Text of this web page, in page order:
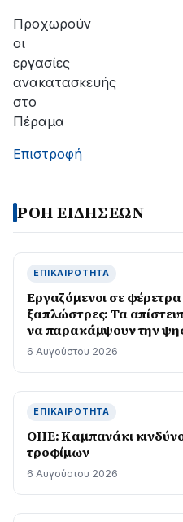
Προχωρούν
οι
εργασίες
ανακατασκευής
στο
Πέραμα
Επιστροφή
ΡΟΗ ΕΙΔΗΣΕΩΝ
ΕΠΙΚΑΙΡΌΤΗΤΑ
Εργαζόμενοι σε
ξαπλώστρες: Τα
να παρακάμψουν την
6 Αυγούστου 2026
ΕΠΙΚΑΙΡΌΤΗΤΑ
ΟΗΕ: Καμπανάκι
τροφίμων
6 Αυγούστου 2026